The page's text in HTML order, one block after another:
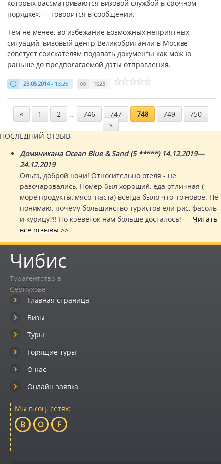
которых рассматриваются визовой службой в срочном
порядке», — говорится в сообщении.
Тем не менее, во избежание возможных неприятных
ситуаций, визовый центр Великобритании в Москве
советует соискателям подавать документы как можно
раньше до предполагаемой даты отправления.
25.05.2014- 13:26 1025
« 1 2 ... 746 747 748 749
750
»
ПОСЛЕДНИЙ ОТЗЫВ
Доминикана Ocean Blue & Sand (5 *****) 14.12.2019—
24.12.2019
Ольга, доброй ночи! Относительно отеля - не
разочаровались. Номер был хороший, еда отличная (
море продукты, мясо, паста) всегда было что-то новое. Не
понимаю, почему большинство туристов ели рис, фасоль
и курицу?!! Но креветок нам больше досталось! Читать
все отзывы >>
Чибис
Турагентство в
Серпухове
Главная страница
Визы
Туры
Горящие туры
О нас
Онлайн заявка
Мы в соц. сетях:
B O F